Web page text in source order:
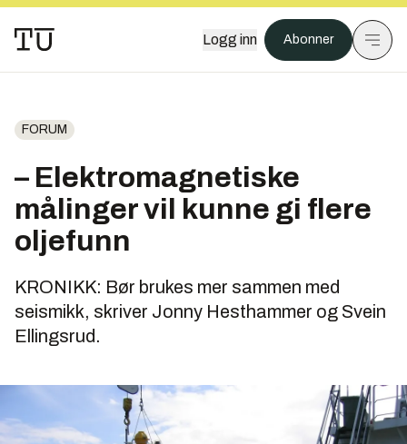
Logg inn Abonner
FORUM
– Elektromagnetiske
målinger vil kunne gi flere
oljefunn
KRONIKK: Bør brukes mer sammen med
seismikk, skriver Jonny Hesthammer og Svein
Ellingsrud.